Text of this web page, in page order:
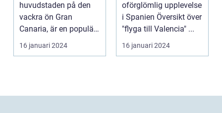
huvudstaden på den
vackra ön Gran
Canaria, är en populär
resedestination för
privatperso...
16 januari 2024
oförglömlig upplevelse
i Spanien Översikt över
"flyga till Valencia" ...
16 januari 2024